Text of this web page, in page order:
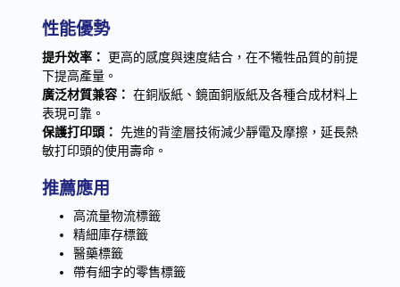
性能優勢
提升效率：
更高的感度與速度結合，在不犧牲品質的前提
下提高產量。
廣泛材質兼容： 在銅版紙、鏡面銅版紙及各種合成材料上
表現可靠。
保護打印頭： 先進的背塗層技術減少靜電及摩擦，延長熱
敏打印頭的使用壽命。
推薦應用
高流量物流標籤
精細庫存標籤
醫藥標籤
帶有細字的零售標籤